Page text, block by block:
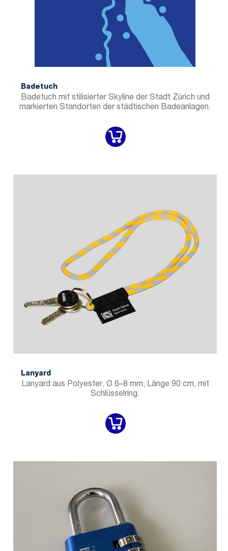
Badetuch
Badetuch mit stilisierter Skyline der Stadt Zürich und
markierten Standorten der städtischen Badeanlagen.
Lanyard
Lanyard aus Polyester, Ø 6–8 mm, Länge 90 cm, mit
Schlüsselring.